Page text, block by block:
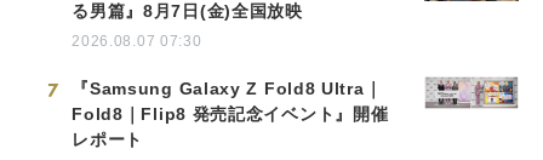
る男篇』8月7日(金)全国放映
2026.08.07 07:30
7
『Samsung Galaxy Z Fold8 Ultra｜
Fold8｜Flip8 発売記念イベント』開催
レポート